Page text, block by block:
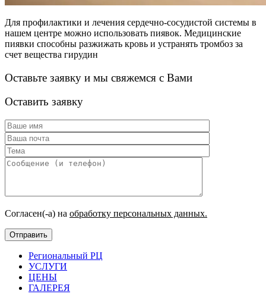
Для профилактики и лечения сердечно-сосудистой системы в
нашем центре можно использовать пиявок. Медицинские
пиявки способны разжижать кровь и устранять тромбоз за
счет вещества гирудин
Оставьте заявку и мы свяжемся с Вами
Оставить заявку
Согласен(-а) на обработку персональных данных.
Региональный РЦ
УСЛУГИ
ЦЕНЫ
ГАЛЕРЕЯ